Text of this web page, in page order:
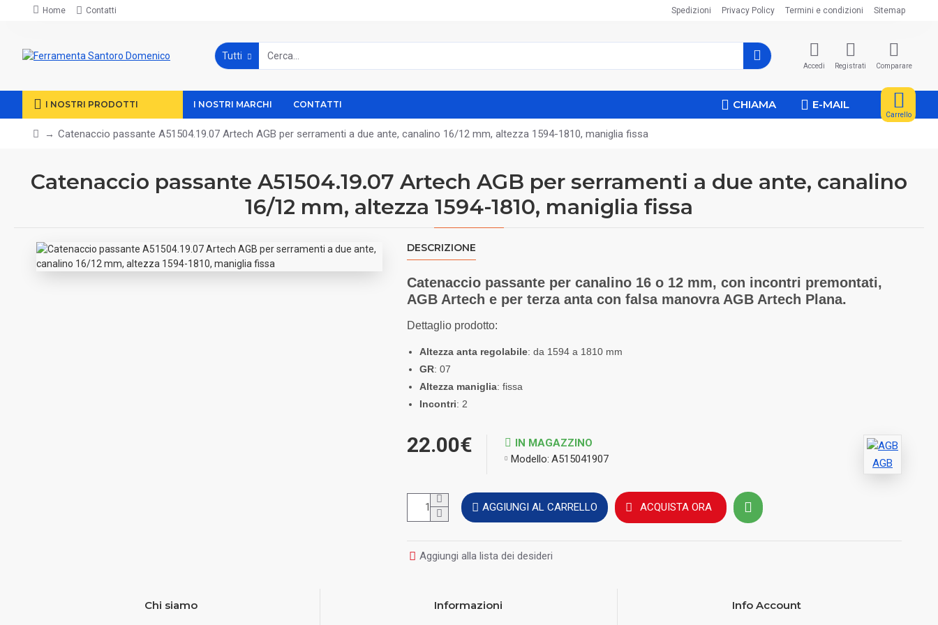
Home Contatti Spedizioni Privacy Policy Termini e condizioni Sitemap
Tutti
Accedi Registrati Comparare
I NOSTRI PRODOTTI I NOSTRI MARCHI CONTATTI CHIAMA E-MAIL
Carrello
Catenaccio passante A51504.19.07 Artech AGB per serramenti a due ante, canalino 16/12 mm, altezza 1594-1810, maniglia fissa
Catenaccio passante A51504.19.07 Artech AGB per serramenti a due ante, canalino
16/12 mm, altezza 1594-1810, maniglia fissa
DESCRIZIONE
Catenaccio passante per canalino 16 o 12 mm, con incontri premontati,
AGB Artech e per terza anta con falsa manovra AGB Artech Plana.
Dettaglio prodotto:
Altezza anta regolabile: da 1594 a 1810 mm
GR: 07
Altezza maniglia: fissa
Incontri: 2
22.00€
IN MAGAZZINO
Modello: A515041907 AGB
AGGIUNGI AL CARRELLO ACQUISTA ORA
Aggiungi alla lista dei desideri
Chi siamo Informazioni Info Account